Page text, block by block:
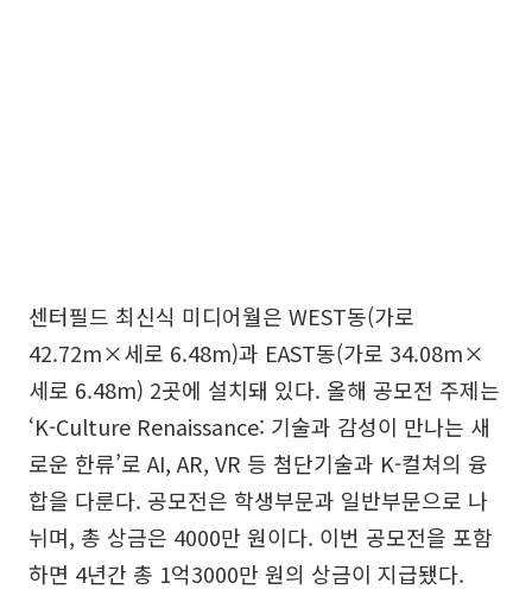
센터필드 최신식 미디어월은 WEST동(가로
42.72m×세로 6.48m)과 EAST동(가로 34.08m×
세로 6.48m) 2곳에 설치돼 있다. 올해 공모전 주제는
‘K-Culture Renaissance: 기술과 감성이 만나는 새
로운 한류’로 AI, AR, VR 등 첨단기술과 K-컬쳐의 융
합을 다룬다. 공모전은 학생부문과 일반부문으로 나
뉘며, 총 상금은 4000만 원이다. 이번 공모전을 포함
하면 4년간 총 1억3000만 원의 상금이 지급됐다.